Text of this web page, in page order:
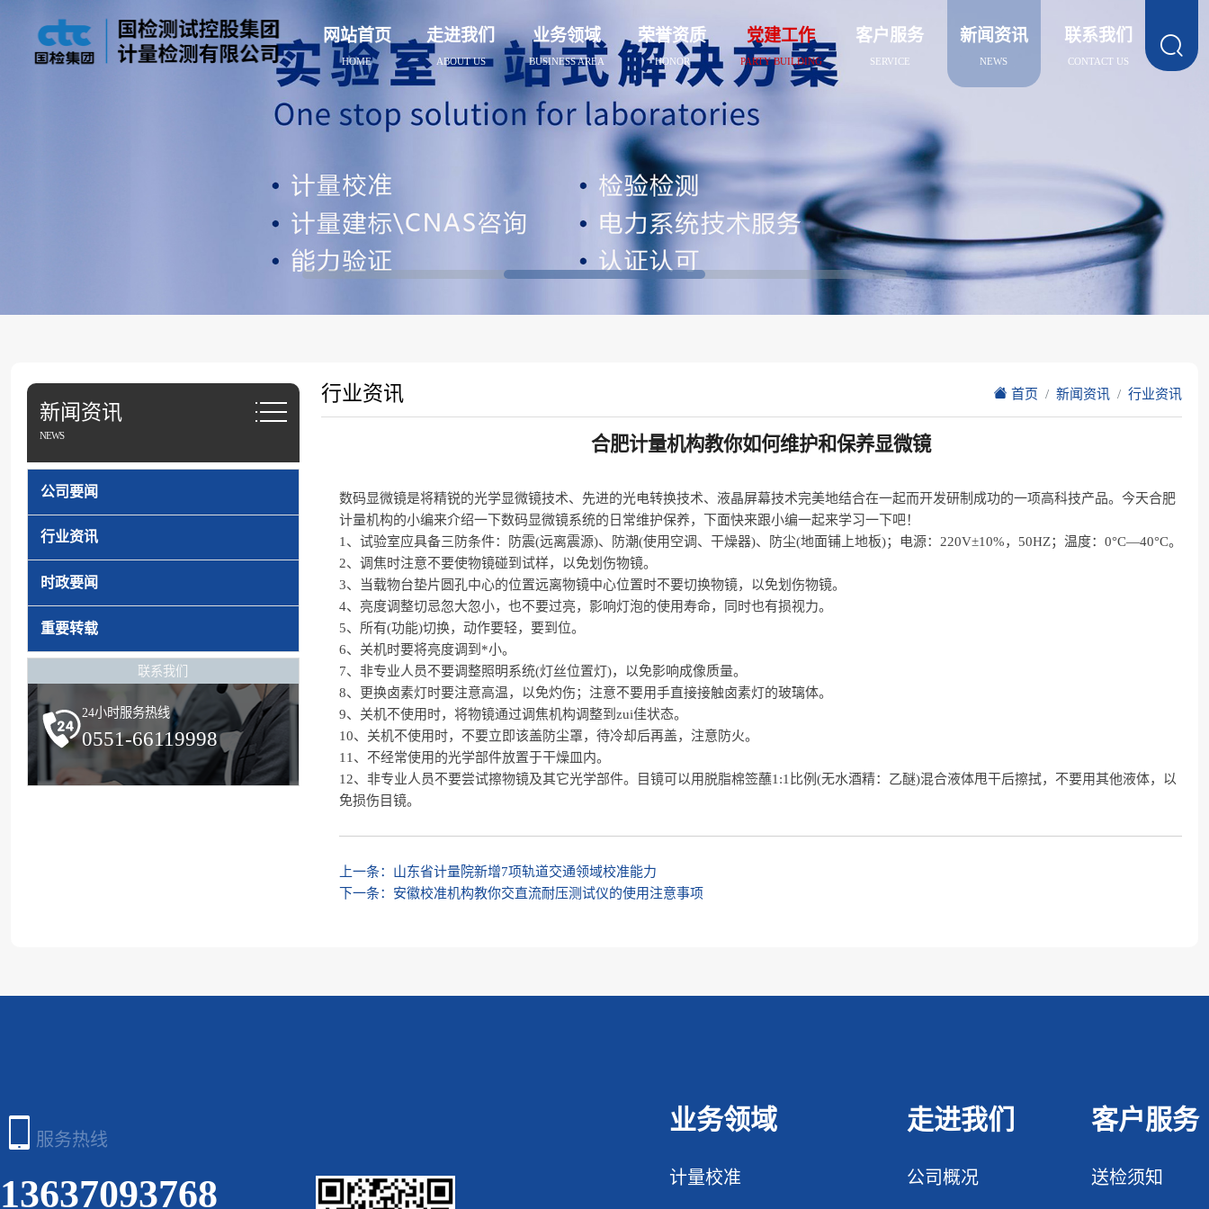
网站首页
HOME
走进我们
ABOUT US
业务领域
BUSINESS AREA
荣誉资质
HONOR
党建工作
PARTY BUILDING
客户服务
SERVICE
新闻资讯
NEWS
联系我们
CONTACT US

新闻资讯
NEWS
公司要闻
行业资讯
时政要闻
重要转载
联系我们
24小时服务热线
0551-66119998
行业资讯 首页 新闻资讯 行业资讯
合肥计量机构教你如何维护和保养显微镜
数码显微镜是将精锐的光学显微镜技术、先进的光电转换技术、液晶屏幕技术完美地结合在一起而开发研制成功的一项高科技产品。今天合肥
计量机构的小编来介绍一下数码显微镜系统的日常维护保养，下面快来跟小编一起来学习一下吧！
1、试验室应具备三防条件：防震(远离震源)、防潮(使用空调、干燥器)、防尘(地面铺上地板)；电源：220V±10%，50HZ；温度：0°C—40°C。
2、调焦时注意不要使物镜碰到试样，以免划伤物镜。
3、当载物台垫片圆孔中心的位置远离物镜中心位置时不要切换物镜，以免划伤物镜。
4、亮度调整切忌忽大忽小，也不要过亮，影响灯泡的使用寿命，同时也有损视力。
5、所有(功能)切换，动作要轻，要到位。
6、关机时要将亮度调到*小。
7、非专业人员不要调整照明系统(灯丝位置灯)，以免影响成像质量。
8、更换卤素灯时要注意高温，以免灼伤；注意不要用手直接接触卤素灯的玻璃体。
9、关机不使用时，将物镜通过调焦机构调整到zui佳状态。
10、关机不使用时，不要立即该盖防尘罩，待冷却后再盖，注意防火。
11、不经常使用的光学部件放置于干燥皿内。
12、非专业人员不要尝试擦物镜及其它光学部件。目镜可以用脱脂棉签蘸1:1比例(无水酒精：乙醚)混合液体甩干后擦拭，不要用其他液体，以
免损伤目镜。
上一条： 山东省计量院新增7项轨道交通领域校准能力
下一条： 安徽校准机构教你交直流耐压测试仪的使用注意事项
服务热线
13637093768
业务领域
计量校准
走进我们
公司概况
客户服务
送检须知